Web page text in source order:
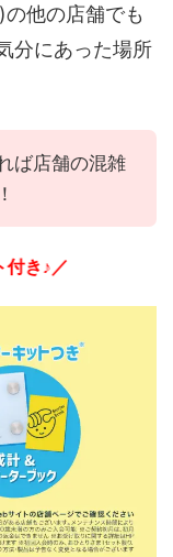
他の店舗でも
分にあった場所
ば店舗の混雑
き♪／